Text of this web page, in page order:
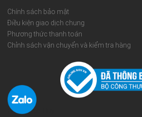
Chính sách bảo mật
Điều kiện giao dịch chung
Phương thức thanh toán
Chỉnh sách vận chuyển và kiểm tra hàng
Rèm Quốc Huy